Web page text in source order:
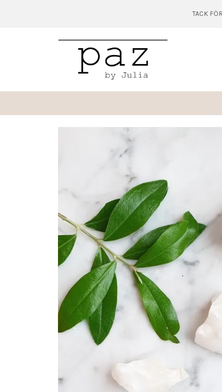
TACK